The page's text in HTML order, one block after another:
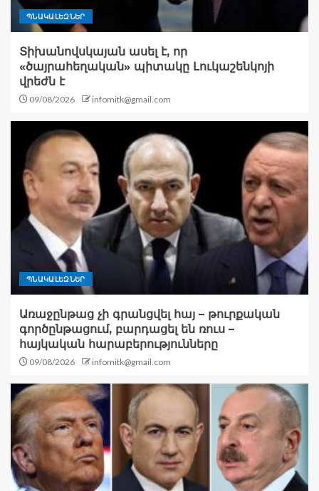
ՊՆԱԿԱԼԵԶՆԵՐ
Տիխանովսկայան ասել է, որ
«ծայրահեղական» պիտակը Լուկաշենկոյի
վրեժն է
09/08/2026 infomitk@gmail.com
ՊՆԱԿԱԼԵԶՆԵՐ
Առաջընթաց չի գրանցվել հայ – թուրքական
գործընթացում, բարդացել են ռուս –
հայկական հարաբերությունները
09/08/2026 infomitk@gmail.com